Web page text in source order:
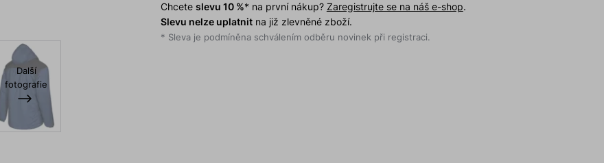
Další
fotografie
Chcete slevu 10 %* na první nákup? Zaregistrujte se na náš e-shop.
Slevu nelze uplatnitna již zlevněné zboží.
* Sleva je podmíněna schválením odběru novinek při registraci.